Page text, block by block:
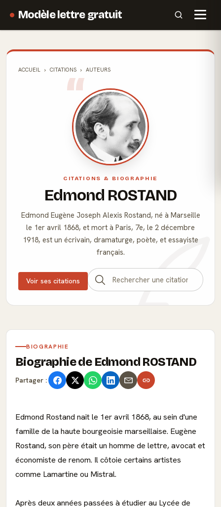
Modèle lettre gratuit
ACCUEIL CITATIONS AUTEURS
CITATIONS & BIOGRAPHIE
Edmond ROSTAND
Edmond Eugène Joseph Alexis Rostand, né à Marseille
le 1er avril 1868, et mort à Paris, 7e, le 2 décembre
1918, est un écrivain, dramaturge, poète, et essayiste
français.
Voir ses citations
BIOGRAPHIE
Biographie de Edmond ROSTAND
Partager :
Edmond Rostand nait le 1er avril 1868, au sein d'une
famille de la haute bourgeoisie marseillaise. Eugène
Rostand, son père était un homme de lettre, avocat et
économiste de renom. Il côtoie certains artistes
comme Lamartine ou Mistral.
Après deux années passées à étudier au Lycée de